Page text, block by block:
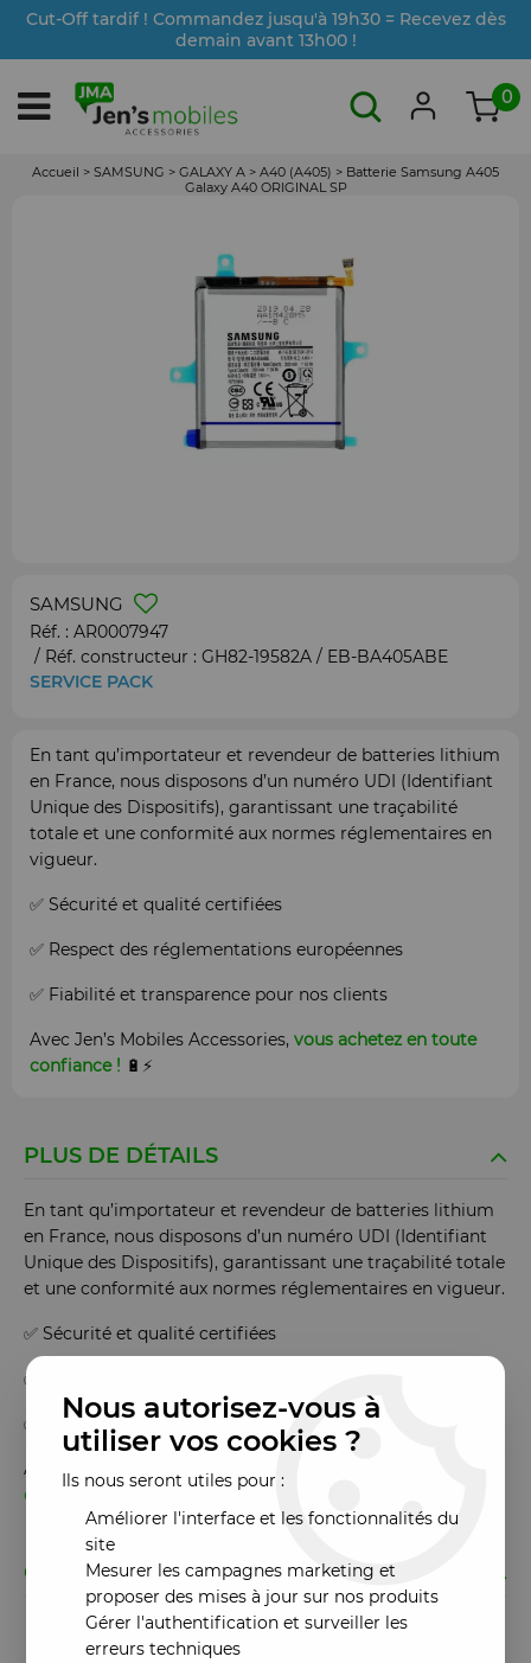
Cut-Off tardif ! Commandez jusqu'à 19h30 = Recevez dès
demain avant 13h00 !
0
Accueil > SAMSUNG > GALAXY A > A40 (A405) > Batterie Samsung A405
Galaxy A40 ORIGINAL SP
SAMSUNG
Réf. : AR0007947
/ Réf. constructeur : GH82-19582A / EB-BA405ABE
SERVICE PACK
En tant qu’importateur et revendeur de batteries lithium
en France, nous disposons d’un numéro UDI (Identifiant
Unique des Dispositifs), garantissant une traçabilité
totale et une conformité aux normes réglementaires en
vigueur.
✅ Sécurité et qualité certifiées
✅ Respect des réglementations européennes
✅ Fiabilité et transparence pour nos clients
Avec Jen’s Mobiles Accessories, vous achetez en toute
confiance ! 🔋⚡
PLUS DE DÉTAILS
En tant qu’importateur et revendeur de batteries lithium
en France, nous disposons d’un numéro UDI (Identifiant
Unique des Dispositifs), garantissant une traçabilité totale
et une conformité aux normes réglementaires en vigueur.
✅ Sécurité et qualité certifiées
✅ Respect des réglementations européennes
✅ Fiabilité et transparence pour nos clients
Avec Jen’s Mobiles Accessories,
confiance !
GARANTIE
Cet article est garanti 90 jours à partir de la date de
commande
Nous autorisez-vous à
utiliser vos cookies ?
Ils nous seront utiles pour :
Améliorer l'interface et les fonctionnalités du
site
Mesurer les campagnes marketing et
proposer des mises à jour sur nos produits
Gérer l'authentification et surveiller les
erreurs techniques